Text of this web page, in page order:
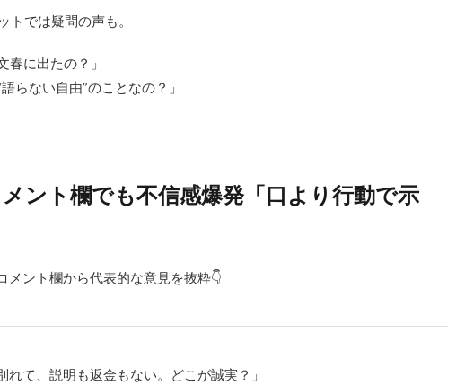
トでは疑問の声も。
春に出たの？」
らない自由”のことなの？」
ント欄でも不信感爆発「口より行動で示
メント欄から代表的な意見を抜粋👇
て、説明も返金もない。どこが誠実？」